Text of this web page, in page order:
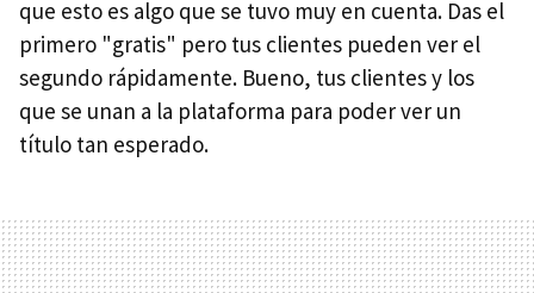
que esto es algo que se tuvo muy en cuenta. Das el
primero "gratis" pero tus clientes pueden ver el
segundo rápidamente. Bueno, tus clientes y los
que se unan a la plataforma para poder ver un
título tan esperado.